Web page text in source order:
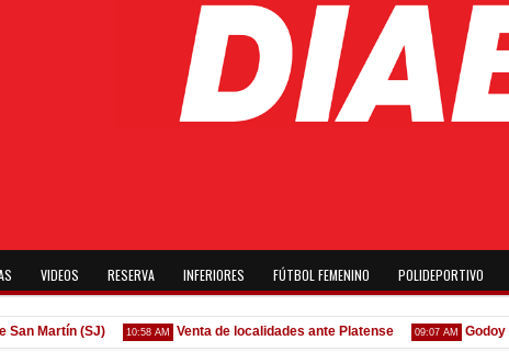
VIDEOS RESERVA INFERIORES FÚTBOL FEMENINO POLIDEPORTIVO
(SJ) 10:58 AM Venta de localidades ante Platense 09:07 AM Godoy